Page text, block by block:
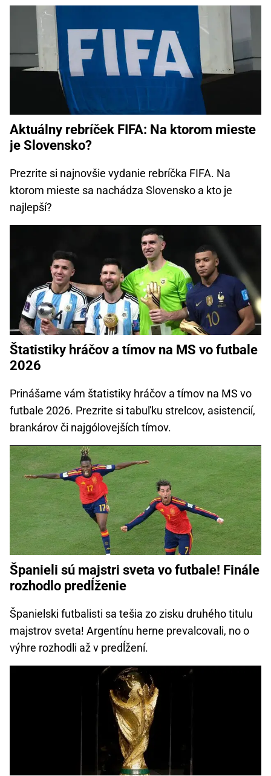
Aktuálny rebríček FIFA: Na ktorom mieste
je Slovensko?
Prezrite si najnovšie vydanie rebríčka FIFA. Na
ktorom mieste sa nachádza Slovensko a kto je
najlepší?
Štatistiky hráčov a tímov na MS vo futbale
2026
Prinášame vám štatistiky hráčov a tímov na MS vo
futbale 2026. Prezrite si tabuľku strelcov, asistencií,
brankárov či najgólovejších tímov.
Španieli sú majstri sveta vo futbale! Finále
rozhodlo predĺženie
Španielski futbalisti sa tešia zo zisku druhého titulu
majstrov sveta! Argentínu herne prevalcovali, no o
výhre rozhodli až v predĺžení.